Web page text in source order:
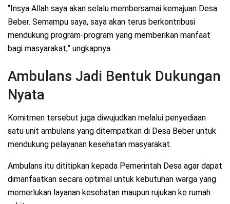
“Insya Allah saya akan selalu membersamai kemajuan Desa
Beber. Semampu saya, saya akan terus berkontribusi
mendukung program-program yang memberikan manfaat
bagi masyarakat,” ungkapnya.
Ambulans Jadi Bentuk Dukungan
Nyata
Komitmen tersebut juga diwujudkan melalui penyediaan
satu unit ambulans yang ditempatkan di Desa Beber untuk
mendukung pelayanan kesehatan masyarakat.
Ambulans itu dititipkan kepada Pemerintah Desa agar dapat
dimanfaatkan secara optimal untuk kebutuhan warga yang
memerlukan layanan kesehatan maupun rujukan ke rumah